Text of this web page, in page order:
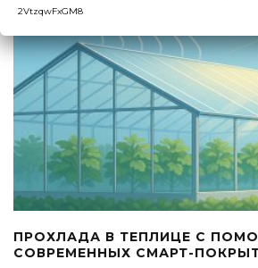
ПРОХЛАДА В ТЕПЛИЦЕ С
СОВРЕМЕННЫХ СМАРТ-
2VtzqwFxGM8